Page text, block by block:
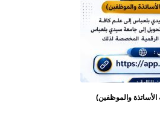
والموظفين)